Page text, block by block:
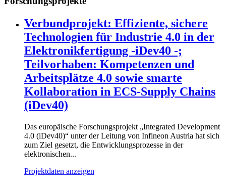
Verbundprojekt: Effiziente, sichere
Technologien für Industrie 4.0 in der
Elektronikfertigung -iDev40 -;
Teilvorhaben: Kompetenzen und
Arbeitsplätze 4.0 sowie smarte
Kollaboration in ECS-Supply Chains
(iDev40)
Das europäische Forschungsprojekt „Integrated Development
4.0 (iDev40)“ unter der Leitung von Infineon Austria hat sich
zum Ziel gesetzt, die Entwicklungsprozesse in der
elektronischen...
Projektdaten anzeigen